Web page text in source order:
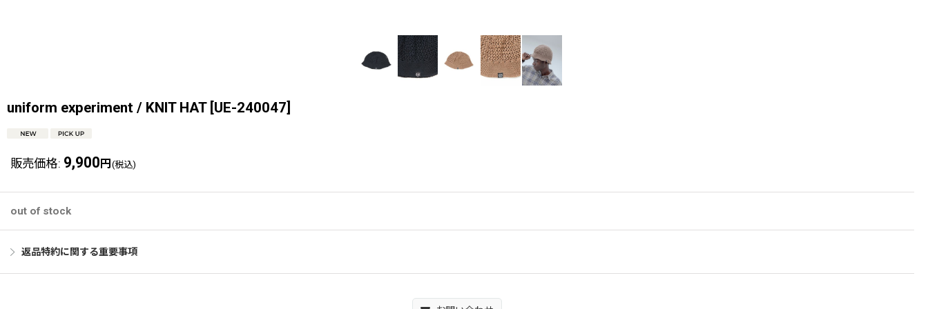
uniform experiment / KNIT HAT [UE-240047]
販売価格: 9,900 円 (税込)
out of stock
返品特約に関する重要事項